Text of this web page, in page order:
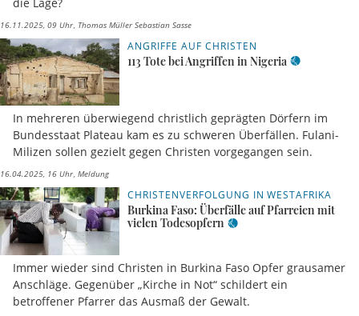
16.11.2025, 09 Uhr Thomas Müller Sebastian Sasse
ANGRIFFE AUF CHRISTEN
113 Tote bei Angriffen in Nigeria
In mehreren überwiegend christlich geprägten Dörfern im
Bundesstaat Plateau kam es zu schweren Überfällen. Fulani-
Milizen sollen gezielt gegen Christen vorgegangen sein.
16.04.2025, 16 Uhr Meldung
CHRISTENVERFOLGUNG IN WESTAFRIKA
Burkina Faso: Überfälle auf Pfarreien mit
vielen Todesopfern
Immer wieder sind Christen in Burkina Faso Opfer grausamer
Anschläge. Gegenüber „Kirche in Not“ schildert ein
betroffener Pfarrer das Ausmaß der Gewalt.